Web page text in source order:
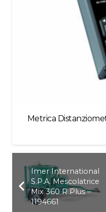
Metrica
Imer International
S.P.A. Mescolatrice
Mix 360 R Plus –
1194661